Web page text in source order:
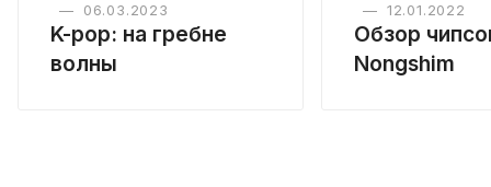
—
06.03.2023
K-pop: на гребне
волны
— 12.01.2022
Обзор
Nongshim